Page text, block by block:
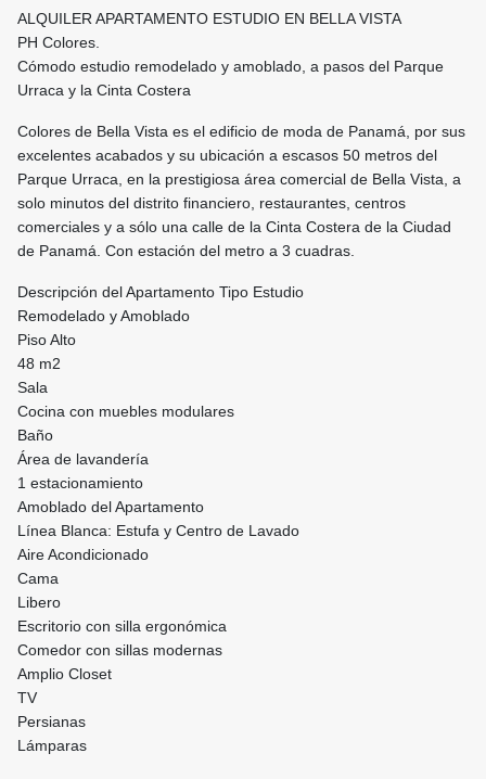
ALQUILER APARTAMENTO ESTUDIO EN BELLA VISTA
PH Colores.
Cómodo estudio remodelado y amoblado, a pasos del Parque
Urraca y la Cinta Costera
Colores de Bella Vista es el edificio de moda de Panamá, por sus
excelentes acabados y su ubicación a escasos 50 metros del
Parque Urraca, en la prestigiosa área comercial de Bella Vista, a
solo minutos del distrito financiero, restaurantes, centros
comerciales y a sólo una calle de la Cinta Costera de la Ciudad
de Panamá. Con estación del metro a 3 cuadras.
Descripción del Apartamento Tipo Estudio
Remodelado y Amoblado
Piso Alto
48 m2
Sala
Cocina con muebles modulares
Baño
Área de lavandería
1 estacionamiento
Amoblado del Apartamento
Línea Blanca: Estufa y Centro de Lavado
Aire Acondicionado
Cama
Libero
Escritorio con silla ergonómica
Comedor con sillas modernas
Amplio Closet
TV
Persianas
Lámparas